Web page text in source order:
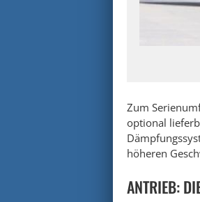
Zum
optional
höheren
ANTRIEB: